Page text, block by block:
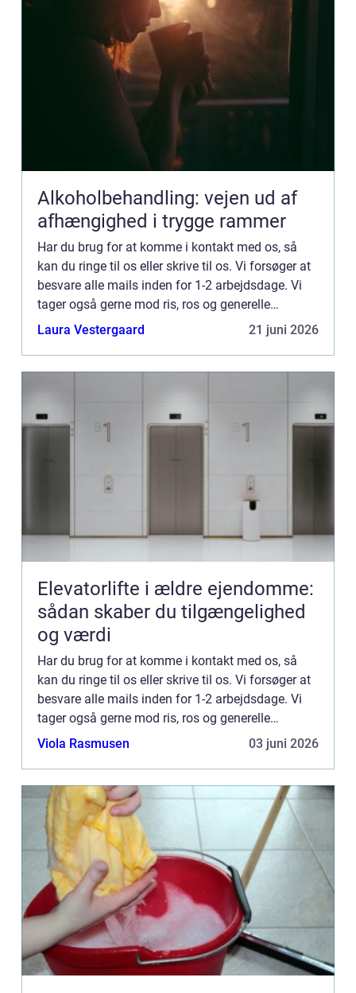
Alkoholbehandling: vejen ud af
afhængighed i trygge rammer
Har du brug for at komme i kontakt med os, så
kan du ringe til os eller skrive til os. Vi forsøger at
besvare alle mails inden for 1-2 arbejdsdage. Vi
tager også gerne mod ris, ros og generelle
kommentarer til vores side.
Laura Vestergaard 21 juni 2026
Elevatorlifte i ældre ejendomme:
sådan skaber du tilgængelighed
og værdi
Har du brug for at komme i kontakt med os, så
kan du ringe til os eller skrive til os. Vi forsøger at
besvare alle mails inden for 1-2 arbejdsdage. Vi
tager også gerne mod ris, ros og generelle
kommentarer til vores side.
Viola Rasmusen 03 juni 2026